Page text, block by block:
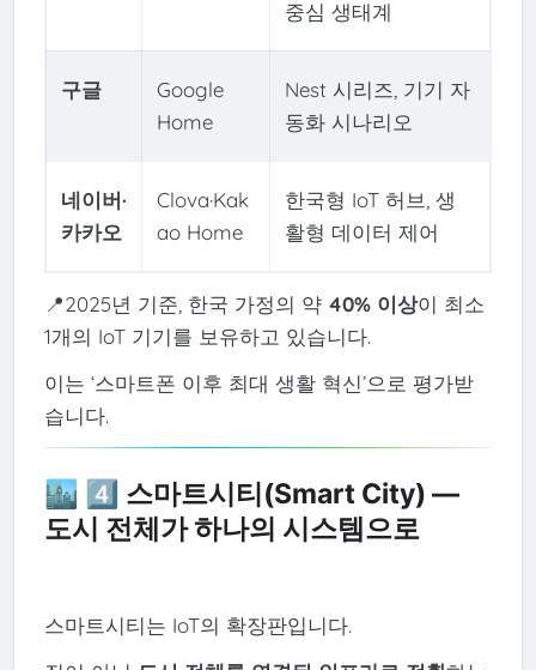
중심 생태계
구글
Google
Home
Nest 시리즈, 기기 자
동화 시나리오
네이버·
카카오
Clova·Kak
ao Home
한국형 IoT 허브, 생
활형 데이터 제어
📍2025년 기준, 한국 가정의 약 40% 이상이 최소
1개의 IoT 기기를 보유하고 있습니다.
이는 ‘스마트폰 이후 최대 생활 혁신’으로 평가받
습니다.
🏙️ 4️⃣ 스마트시티(Smart City) —
도시 전체가 하나의 시스템으로
스마트시티는 IoT의 확장판입니다.